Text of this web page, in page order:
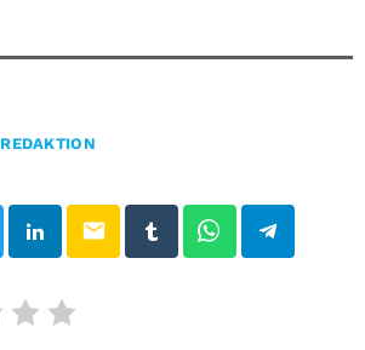
REDAKTION
email